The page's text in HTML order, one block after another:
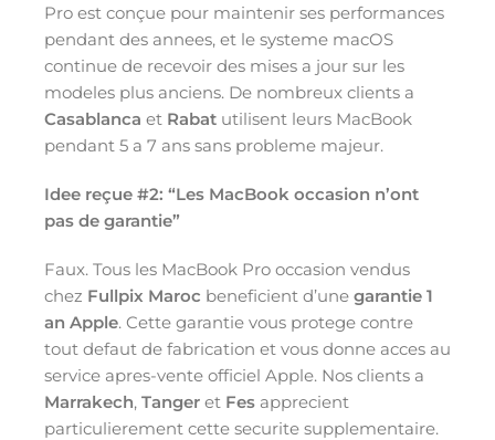
Pro est conçue pour maintenir ses performances
pendant des annees, et le systeme macOS
continue de recevoir des mises a jour sur les
modeles plus anciens. De nombreux clients a
Casablanca et Rabat utilisent leurs MacBook
pendant 5 a 7 ans sans probleme majeur.
Idee reçue #2: “Les MacBook occasion n’ont
pas de garantie”
Faux. Tous les MacBook Pro occasion vendus
chez Fullpix Maroc beneficient d’une garantie 1
an Apple. Cette garantie vous protege contre
tout defaut de fabrication et vous donne acces au
service apres-vente officiel Apple. Nos clients a
Marrakech, Tanger et Fes apprecient
particulierement cette securite supplementaire.